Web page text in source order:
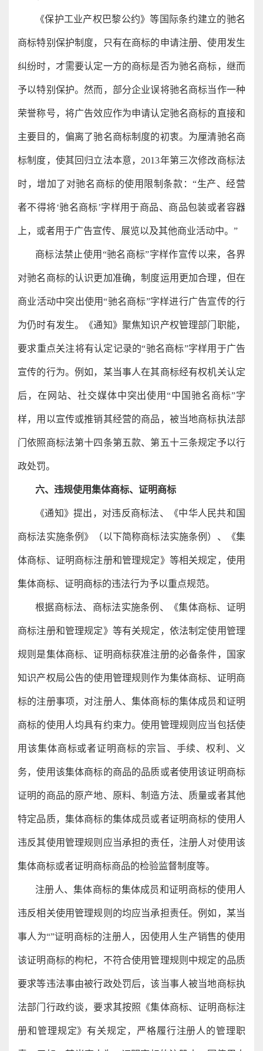
《保护工业产权巴黎公约》等国际条约建立的驰名
商标特别保护制度，只有在商标的申请注册、使用发生
纠纷时，才需要认定一方的商标是否为驰名商标，继而
予以特别保护。然而，部分企业误将驰名商标当作一种
荣誉称号，将广告效应作为申请认定驰名商标的直接和
主要目的，偏离了驰名商标制度的初衷。为厘清驰名商
标制度，使其回归立法本意，2013年第三次修改商标法
时，增加了对驰名商标的使用限制条款：“生产、经营
者不得将‘驰名商标’字样用于商品、商品包装或者容器
上，或者用于广告宣传、展览以及其他商业活动中。”
商标法禁止使用“驰名商标”字样作宣传以来，各界
对驰名商标的认识更加准确，制度运用更加合理，但在
商业活动中突出使用“驰名商标”字样进行广告宣传的行
为仍时有发生。《通知》聚焦知识产权管理部门职能，
要求重点关注将有认定记录的“驰名商标”字样用于广告
宣传的行为。例如，某当事人在其商标经有权机关认定
后，在网站、社交媒体中突出使用“中国驰名商标”字
样，用以宣传或推销其经营的商品，被当地商标执法部
门依照商标法第十四条第五款、第五十三条规定予以行
政处罚。
六、违规使用集体商标、证明商标
《通知》提出，对违反商标法、《中华人民共和国
商标法实施条例》（以下简称商标法实施条例）、《集
体商标、证明商标注册和管理规定》等相关规定，使用
集体商标、证明商标的违法行为予以重点规范。
根据商标法、商标法实施条例、《集体商标、证明
商标注册和管理规定》等有关规定，依法制定使用管理
规则是集体商标、证明商标获准注册的必备条件，国家
知识产权局公告的使用管理规则作为集体商标、证明商
标的注册事项，对注册人、集体商标的集体成员和证明
商标的使用人均具有约束力。使用管理规则应当包括使
用该集体商标或者证明商标的宗旨、手续、权利、义
务，使用该集体商标的商品的品质或者使用该证明商标
证明的商品的原产地、原料、制造方法、质量或者其他
特定品质，集体商标的集体成员或者证明商标的使用人
违反其使用管理规则应当承担的责任，注册人对使用该
集体商标或者证明商标商品的检验监督制度等。
注册人、集体商标的集体成员和证明商标的使用人
违反相关使用管理规则的均应当承担责任。例如，某当
事人为“”证明商标的注册人，因使用人生产销售的使用
该证明商标的枸杞，不符合使用管理规则中规定的品质
要求等违法事由被行政处罚后，该当事人被当地商标执
法部门行政约谈，要求其按照《集体商标、证明商标注
册和管理规定》有关规定，严格履行注册人的管理职